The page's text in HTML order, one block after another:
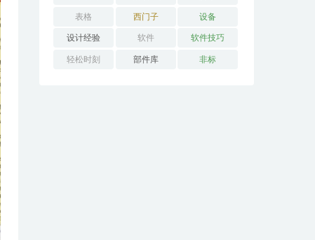
表格 西门子 设备
设计经验 软件 软件技巧
轻松时刻 部件库 非标